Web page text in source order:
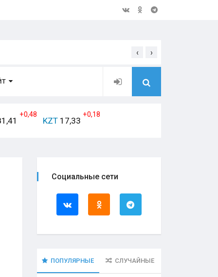
Открытое обращение
‹ ›
+0,48
KZT 17,33
+0,18
Социальные сети
ПОПУЛЯРНЫЕ СЛУЧАЙНЫЕ